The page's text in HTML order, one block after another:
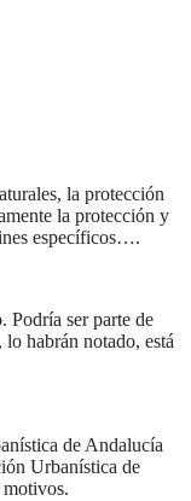
la protección
la protección y
específicos….
Podría ser parte de
habrán notado, está
de Andalucía
Urbanística de